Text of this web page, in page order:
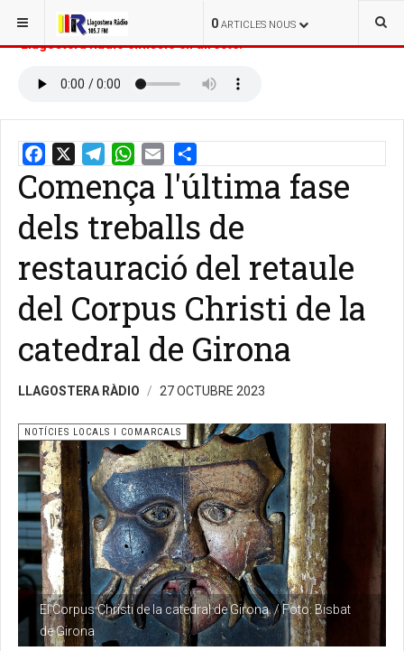
0 ARTICLES NOUS
ESTÀS AQUÍ: INICI
Llagostera Ràdio emissió en directe:
Email Share
Comença l'última fase
dels treballs de
restauració del retaule
del Corpus Christi de la
catedral de Girona
LLAGOSTERA RÀDIO 27 OCTUBRE 2023
El Corpus Christi de la catedral de Girona. / Foto: Bisbat
de Girona
NOTÍCIES LOCALS I COMARCALS